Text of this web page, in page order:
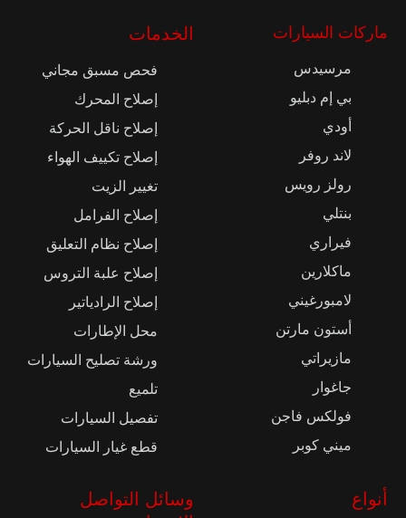
ماركات السيارات
مرسيدس
بي إم دبليو
أودي
لاند روفر
رولز رويس
بنتلي
فيراري
ماكلارين
لامبورغيني
أستون مارتن
مازيراتي
جاغوار
فولكس فاجن
ميني كوبر
الخدمات
فحص مسبق مجاني
إصلاح المحرك
إصلاح ناقل الحركة
إصلاح تكييف الهواء
تغيير الزيت
إصلاح الفرامل
إصلاح نظام التعليق
إصلاح علبة التروس
إصلاح الرادياتير
محل الإطارات
ورشة تصليح السيارات
تلميع
تفصيل السيارات
قطع غيار السيارات
أنواع
وسائل التواصل